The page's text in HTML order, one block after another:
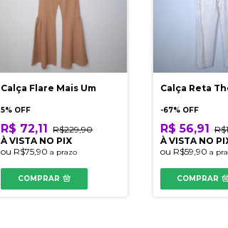
Calça Flare Mais Um
5% OFF
R$ 72,11 R$229,90
À VISTA NO PIX
ou R$75,90a prazo
COMPRAR
Calça Reta
-67% OFF
R$ 56,91
À VISTA NO
ou R$59,90 a
COMPRAR